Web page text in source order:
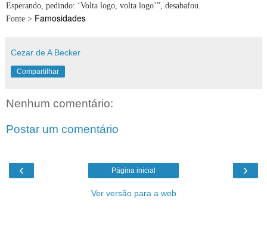
Esperando, pedindo: ‘Volta logo, volta logo’”, desabafou.
Fonte > Famosidades
Cezar de A Becker
Compartilhar
Nenhum comentário:
Postar um comentário
‹ ›
Página inicial
Ver versão para a web